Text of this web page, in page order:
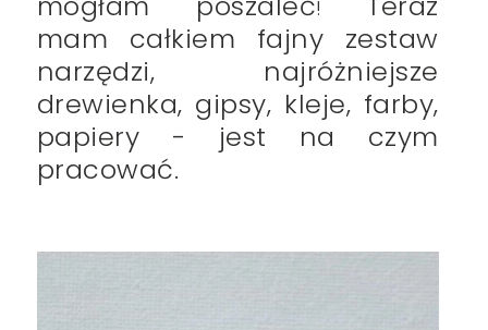
!
mam całkiem fajny zestaw
narzędzi, najróżniejsze
drewienka, gipsy, kleje, farby,
papiery - jest na czym
pracować.